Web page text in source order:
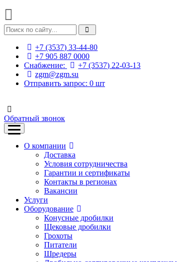
+7 (3537) 33-44-80
+7 905 887 0000
Снабжение:
+7 (3537) 22-03-13
zgm@zgm.su
Отправить запрос: 0 шт
Обратный звонок
О компании
Доставка
Условия сотрудничества
Гарантии и сертификаты
Контакты в регионах
Вакансии
Услуги
Оборудование
Конусные дробилки
Щековые дробилки
Грохоты
Питатели
Шредеры